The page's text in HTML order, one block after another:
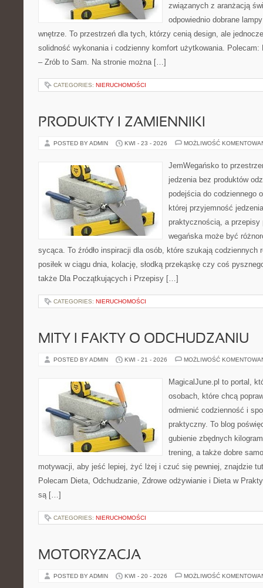
związanych z aranżacją
odpowiednio dobrane
wnętrze. To przestrzeń dla tych, którzy cenią design, ale
solidność wykonania i codzienny komfort użytkowania. Polecam:
– Zrób to Sam. Na stronie można […]
CATEGORIES: NIERUCHOMOŚCI
PRODUKTY I ZAMIENNIKI
POSTED BY ADMIN KWI - 23 - 2026 MOŻLIWOŚĆ
JemWegańsko to
jedzenia bez produktów
podejścia do codziennego
której przyjemność
praktycznością, a przepisy
wegańska może być
sycąca. To źródło inspiracji dla osób, które szukają codziennych
posiłek w ciągu dnia, kolację, słodką przekąskę czy coś
także Dla Początkujących i Przepisy […]
CATEGORIES: NIERUCHOMOŚCI
MITY I FAKTY O ODCHUDZANIU
POSTED BY ADMIN KWI - 21 - 2026 MOŻLIWOŚĆ
MagicalJune.pl to portal,
osobach, które chcą
odmienić codzienność i
praktyczny. To blog
gubienie zbędnych
trening, a także dobre
motywacji, aby jeść lepiej, żyć lżej i czuć się pewniej, znajdzie
Polecam Dieta, Odchudzanie, Zdrowe odżywianie i Dieta w
są […]
CATEGORIES: NIERUCHOMOŚCI
MOTORYZACJA
POSTED BY ADMIN KWI - 20 - 2026 MOŻLIWOŚĆ